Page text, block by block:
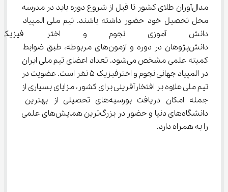
مدال‌آوران طلای کشور تا قبل از شروع دوره باید در مدرسه
محل تحصیل خود حضور داشته باشند. تیم ملی المپیاد
دانش آموزی نجوم و اختر
دانش‌پژوهان در دوره و آزمون‌های مربوطه، طبق ضوابط
کمیته علمی مشخص می‌شود. تعداد اعضای تیم ملی ایران
در المپیاد جهانی نجوم و اخترفیزیک 5 نفر است. عضویت در
تیم ملی علاوه بر افتخارآفرینی برای کشور، مزایای بسیاری از
جمله امکان دریافت بورسیه‌های تحصیلی از بهترین
دانشگاه‌های دنیا و حضور در بزرگ‌ترین همایش‌های علمی
را به همراه دارد.